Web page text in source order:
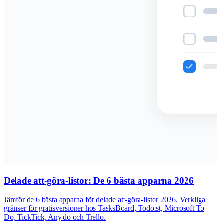
Delade att-göra-listor: De 6 bästa apparna 2026
Jämför de 6 bästa apparna för delade att-göra-listor 2026. Verkliga
gränser för gratisversioner hos TasksBoard, Todoist, Microsoft To
Do, TickTick, Any.do och Trello.